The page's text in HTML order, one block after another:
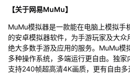
【关于网易MuMu】
MuMu模拟器是一款能在电脑上模拟手
的安卓模拟器软件，为手游玩家及大
绝大多数手游及应用的服务。MuMu模
多种操作系统，多端运行更自由。独家
支持240帧超高清4K画质，更有自由